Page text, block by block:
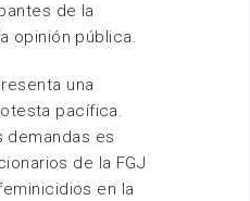
de la
opinión pública.
una
pacífica.
demandas es
de la FGJ
en la